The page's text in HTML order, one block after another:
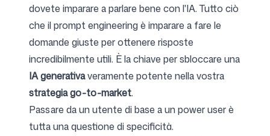
dovete imparare a parlare bene con l'IA. Tutto ciò
che il prompt engineering è imparare a fare le
domande giuste per ottenere risposte
incredibilmente utili. È la chiave per sbloccare una
IA generativaveramente potente nella vostra
strategia go-to-market.
Passare da un utente di base a un power user è
tutta una questione di specificità.